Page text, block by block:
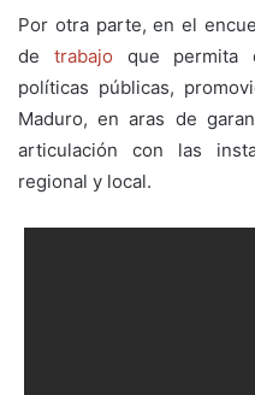
Por otra parte, en el
de trabajo que permita
políticas públicas,
Maduro, en aras de
articulación con las
regional y local.